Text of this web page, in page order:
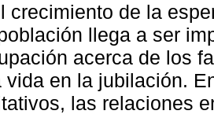
crecimiento de la
llega a ser
acerca de los
vida en la jubilación.
las relaciones